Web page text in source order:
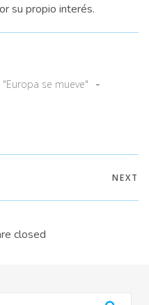
su propio interés.
se mueve" -
NEXT
closed